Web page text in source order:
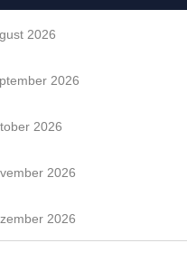
2026
2026
2026
2026
2026